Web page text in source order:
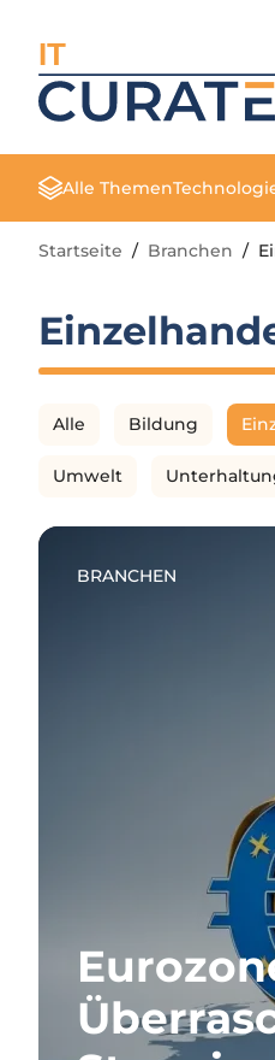
IT
Alle Themen
Startseite / Branchen /
Alle Bildung
Umwelt
BRANCHEN